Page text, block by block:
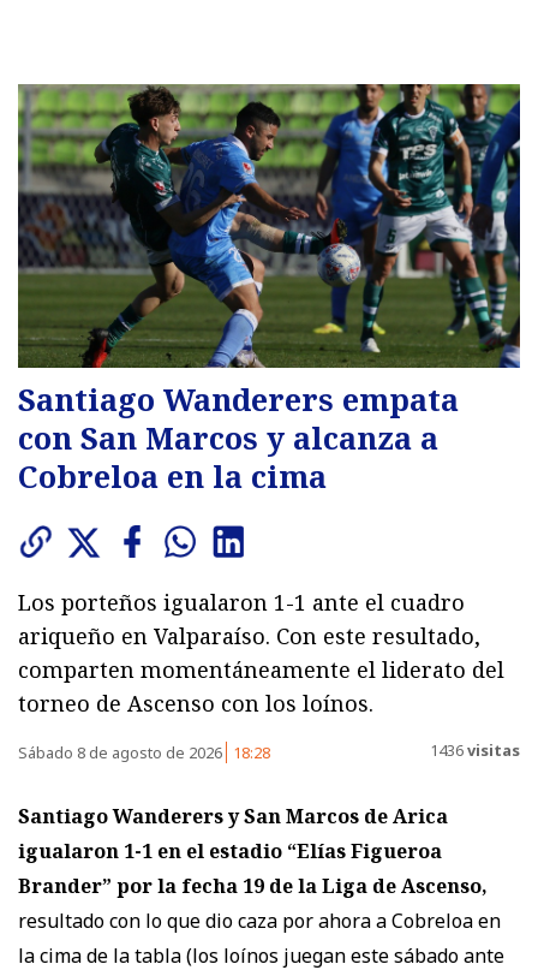
Santiago Wanderers empata
con San Marcos y alcanza a
Cobreloa en la cima
Los porteños igualaron 1-1 ante el cuadro
ariqueño en Valparaíso. Con este resultado,
comparten momentáneamente el liderato del
torneo de Ascenso con los loínos.
Sábado 8 de agosto de 2026 18:28 1436visitas
Santiago Wanderers y San Marcos de Arica
igualaron 1-1 en el estadio “Elías Figueroa
Brander” por la fecha 19 de la Liga de Ascenso,
resultado con lo que dio caza por ahora a Cobreloa en
la cima de la tabla (los loínos juegan este sábado ante